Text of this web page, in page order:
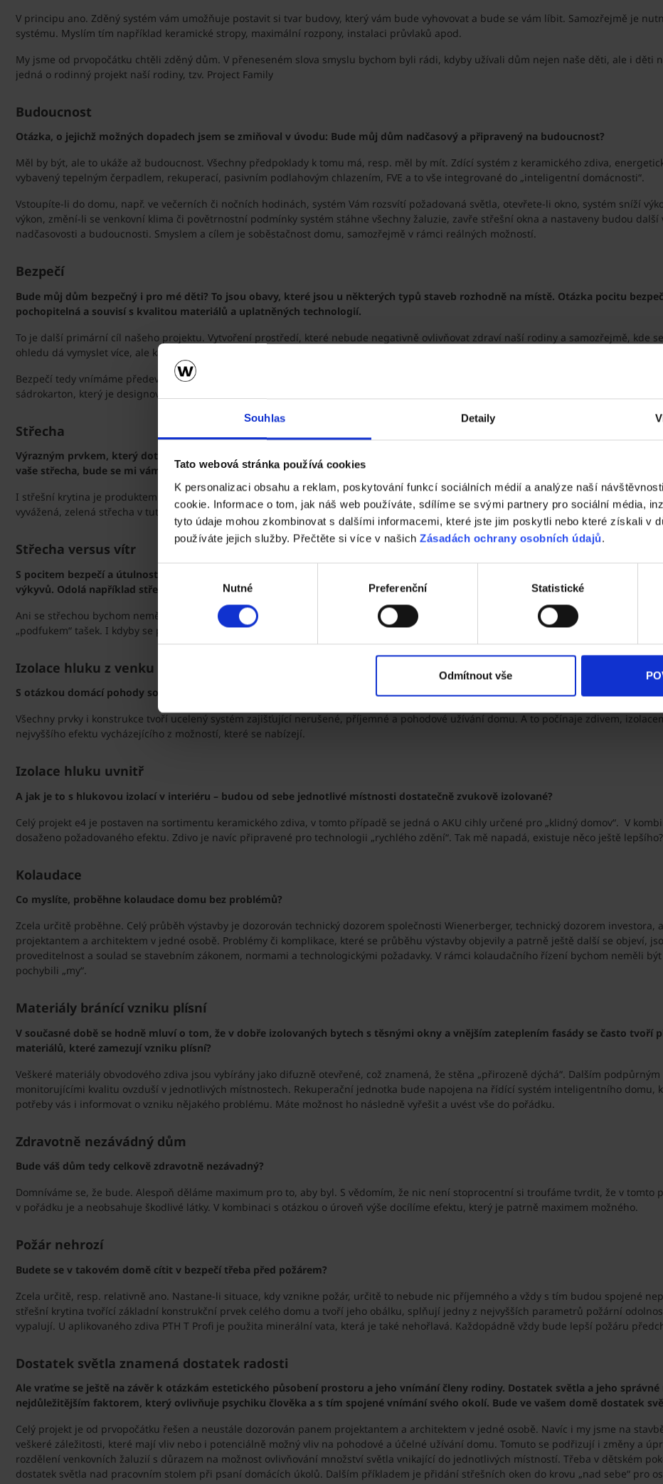
Souhlas Detaily
Tato webová stránka používá cookies
K personalizaci obsahu a reklam, poskytování funkcí sociálních médií a analýze naší
cookie. Informace o tom, jak náš web používáte, sdílíme se svými partnery pro sociální média,
tyto údaje mohou zkombinovat s dalšími informacemi, které jste jim poskytli nebo které získali v
používáte jejich služby. Přečtěte si více v našich Zásadách ochrany osobních údajů.
souhlasu
Nutné Preferenční Statistické
Odmítnout vše
V principu ano. Zděný systém vám umožňuje postavit si tvar budovy, který vám bude vyhovovat a bude se vám líbit. Samozřejmě je
systému. Myslím tím například keramické stropy, maximální rozpony, instalaci průvlaků apod.
My jsme od prvopočátku chtěli zděný dům. V přeneseném slova smyslu bychom byli rádi, kdyby užívali dům nejen naše děti, ale i děti
jedná o rodinný projekt naší rodiny, tzv. Project Family
Budoucnost
Otázka, o jejichž možných dopadech jsem se zmiňoval v úvodu: Bude můj dům nadčasový a připravený na budoucnost?
Měl by být, ale to ukáže až budoucnost. Všechny předpoklady k tomu má, resp. měl by mít. Zdící systém z keramického zdiva,
vybavený tepelným čerpadlem, rekuperací, pasivním podlahovým chlazením, FVE a to vše integrované do „inteligentní domácnosti“.
Vstoupíte-li do domu, např. ve večerních či nočních hodinách, systém Vám rozsvítí požadovaná světla, otevřete-li okno, systém sníží
výkon, změní-li se venkovní klima či povětrnostní podmínky systém stáhne všechny žaluzie, zavře střešní okna a nastaveny budou
nadčasovosti a budoucnosti. Smyslem a cílem je soběstačnost domu, samozřejmě v rámci reálných možností.
Bezpečí
Bude můj dům bezpečný i pro mé děti? To jsou obavy, které jsou u některých typů staveb rozhodně na místě. Otázka pocitu
pochopitelná a souvisí s kvalitou materiálů a uplatněných technologií.
To je další primární cíl našeho projektu. Vytvoření prostředí, které nebude negativně ovlivňovat zdraví naší rodiny a samozřejmě, kde
ohledu dá vymyslet více, ale každá věc něco stojí a konečný účet by byl příliš vysoký.
Bezpečí tedy vnímáme především z hlediska zdravého prostředí. Pálená cihla je tedy naprosto v pořádku. Mimochodem, rozhodli
sádrokarton, který je designový – obsahuje otvory různých tvarů a velikostí, vylepšuje akustické vlastnosti místnosti a zároveň dokáže
Střecha
Výrazným prvkem, který dotváří a umocňuje vzhled celého domu je střecha. Její tvar, a především střešní krytina určují estetický,
vaše střecha, bude se mi vám líbit?
I střešní krytina je produktem společnosti Wienerberger, jedná se o pálenou střešní krytinu. Střecha nad obývanou části je sedlová,
vyvážená, zelená střecha v tuto chvíli ještě není, nicméně „to co je“ se nám již teď líbí. Předpokládáme, že životnost i barevná stálost
Střecha versus vítr
S pocitem bezpečí a útulnosti souvisí také otázka vědomí, že celá konstrukce vždy a za všech okolností ochrání mě a moji rodinu.
výkyvů. Odolá například střecha silnému větru?
Ani se střechou bychom neměli mít problém. Krov je zavětrovaný a zajištěný i proti podélnému posunu. U střešní krytiny
„podfukem“ tašek. I kdyby se přihnal opravdu silný vítr, vše by mělo zůstat beze změny v původním stavu.
Izolace hluku z venku
S otázkou domácí pohody souvisí také další otázka: Bude můj dům izolovat hluk z ulice?
Všechny prvky i konstrukce tvoří ucelený systém zajišťující nerušené, příjemné a pohodové užívání domu. A to počínaje zdivem,
nejvyššího efektu vycházejícího z možností, které se nabízejí.
Izolace hluku uvnitř
A jak je to s hlukovou izolací v interiéru – budou od sebe jednotlivé místnosti dostatečně zvukově izolované?
Celý projekt e4 je postaven na sortimentu keramického zdiva, v tomto případě se jedná o AKU cihly určené pro „klidný domov“. V
dosaženo požadovaného efektu. Zdivo je navíc připravené pro technologii „rychlého zdění“. Tak mě napadá, existuje něco ještě lepšího?
Kolaudace
Co myslíte, proběhne kolaudace domu bez problémů?
Zcela určitě proběhne. Celý průběh výstavby je dozorován technický dozorem společnosti Wienerberger, technický dozorem
projektantem a architektem v jedné osobě. Problémy či komplikace, které se průběhu výstavby objevily a patrně ještě další se objeví,
proveditelnost a soulad se stavebním zákonem, normami a technologickými požadavky. V rámci kolaudačního řízení bychom neměli
pochybili „my“.
Materiály bránící vzniku plísní
V současné době se hodně mluví o tom, že v dobře izolovaných bytech s těsnými okny a vnějším zateplením fasády se často tvoří
materiálů, které zamezují vzniku plísní?
Veškeré materiály obvodového zdiva jsou vybírány jako difuzně otevřené, což znamená, že stěna „přirozeně dýchá“. Dalším
monitorujícími kvalitu ovzduší v jednotlivých místnostech. Rekuperační jednotka bude napojena na řídící systém inteligentního domu,
potřeby vás i informovat o vzniku nějakého problému. Máte možnost ho následně vyřešit a uvést vše do pořádku.
Zdravotně nezávádný dům
Bude váš dům tedy celkově zdravotně nezávadný?
Domníváme se, že bude. Alespoň děláme maximum pro to, aby byl. S vědomím, že nic není stoprocentní si troufáme tvrdit, že v
v pořádku je a neobsahuje škodlivé látky. V kombinaci s otázkou o úroveň výše docílíme efektu, který je patrně maximem možného.
Požár nehrozí
Budete se v takovém domě cítit v bezpečí třeba před požárem?
Zcela určitě, resp. relativně ano. Nastane-li situace, kdy vznikne požár, určitě to nebude nic příjemného a vždy s tím budou spojené
střešní krytina tvořící základní konstrukční prvek celého domu a tvoří jeho obálku, splňují jedny z nejvyšších parametrů požární
vypalují. U aplikovaného zdiva PTH T Profi je použita minerální vata, která je také nehořlavá. Každopádně vždy bude lepší požáru
Dostatek světla znamená dostatek radosti
Ale vraťme se ještě na závěr k otázkám estetického působení prostoru a jeho vnímání členy rodiny. Dostatek světla a jeho
nejdůležitějším faktorem, který ovlivňuje psychiku člověka a s tím spojené vnímání svého okolí. Bude ve vašem domě dostatek
Celý projekt je od prvopočátku řešen a neustále dozorován panem projektantem a architektem v jedné osobě. Navíc i my jsme na
veškeré záležitosti, které mají vliv nebo i potenciálně možný vliv na pohodové a účelné užívání domu. Tomuto se podřizují i změny a
rozdělení venkovních žaluzií s důrazem na možnost ovlivňování množství světla vnikající do jednotlivých místností. Třeba v dětském
dostatek světla nad pracovním stolem při psaní domácích úkolů. Dalším příkladem je přidání střešních oken do krovu „nad sebe“ pro